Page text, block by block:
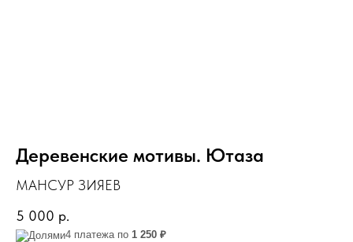
Деревенские мотивы. Ютаза
МАНСУР ЗИЯЕВ
5 000 р.
4 платежа по 1 250 ₽